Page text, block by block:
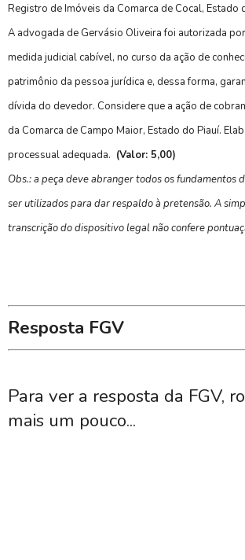
Registro de Imóveis da Comarca de Cocal, Estado
A advogada de Gervásio Oliveira foi autorizada
medida judicial cabível, no curso da ação de
patrimônio da pessoa jurídica e, dessa forma,
dívida do devedor. Considere que a ação de
da Comarca de Campo Maior, Estado do Piauí.
processual adequada. (Valor: 5,00)
Obs.: a peça deve abranger todos os fundamentos
ser utilizados para dar respaldo à pretensão. A
transcrição do dispositivo legal não confere
Resposta FGV
Para ver a resposta da FGV,
mais um pouco...